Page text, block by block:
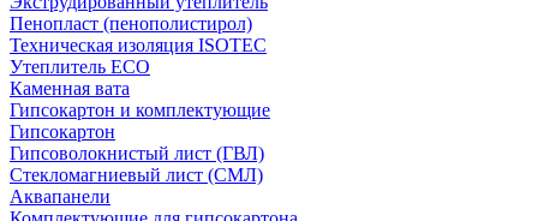
Пенопласт (пенополистирол)
Техническая изоляция ISOTEC
Утеплитель ECO
Каменная вата
Гипсокартон и комплектующие
Гипсокартон
Гипсоволокнистый лист (ГВЛ)
Стекломагниевый лист (СМЛ)
Аквапанели